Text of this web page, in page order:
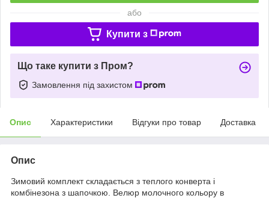
або
Купити з
Що таке купити з Пром?
Замовлення під захистом
Опис Характеристики Відгуки про товар Доставка
Опис
Зимовий комплект складається з теплого конверта і
комбінезона з шапочкою. Велюр молочного кольору в